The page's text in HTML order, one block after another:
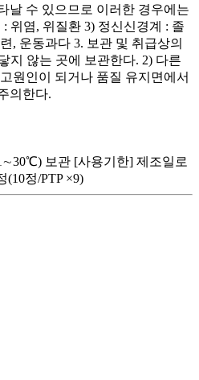
날 수 있으므로 이러한 경우에는
위염, 위질환 3) 정신신경계 : 졸
, 운동과다 3. 보관 및 취급상의
지 않는 곳에 보관한다. 2) 다른
원인이 되거나 품질 유지면에서
의한다.
보관 [사용기한] 제조일로
(10정/PTP ×9)